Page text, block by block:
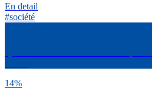
En detail
#société
14%